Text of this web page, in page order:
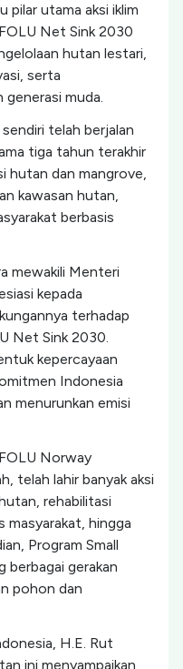
pilar utama aksi iklim
Net Sink 2030
hutan lestari,
serta
generasi muda.
telah berjalan
tiga tahun terakhir
hutan dan mangrove,
kawasan hutan,
berbasis
mewakili Menteri
kepada
terhadap
Net Sink 2030.
kepercayaan
Indonesia
menurunkan emisi
Norway
telah lahir banyak aksi
rehabilitasi
masyarakat, hingga
Program Small
berbagai gerakan
pohon dan
H.E. Rut
ini menyampaikan